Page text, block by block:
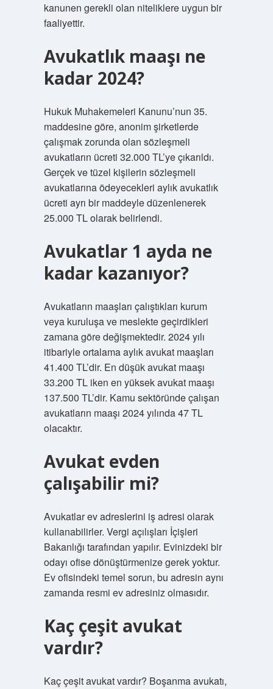
kanunen gerekli olan niteliklere uygun bir
faaliyettir.
Avukatlık maaşı ne
kadar 2024?
Hukuk Muhakemeleri Kanunu’nun 35.
maddesine göre, anonim şirketlerde
çalışmak zorunda olan sözleşmeli
avukatların ücreti 32.000 TL’ye çıkarıldı.
Gerçek ve tüzel kişilerin sözleşmeli
avukatlarına ödeyecekleri aylık avukatlık
ücreti ayrı bir maddeyle düzenlenerek
25.000 TL olarak belirlendi.
Avukatlar 1 ayda ne
kadar kazanıyor?
Avukatların maaşları çalıştıkları kurum
veya kuruluşa ve meslekte geçirdikleri
zamana göre değişmektedir. 2024 yılı
itibariyle ortalama aylık avukat maaşları
41.400 TL’dir. En düşük avukat maaşı
33.200 TL iken en yüksek avukat maaşı
137.500 TL’dir. Kamu sektöründe çalışan
avukatların maaşı 2024 yılında 47 TL
olacaktır.
Avukat evden
çalışabilir mi?
Avukatlar ev adreslerini iş adresi olarak
kullanabilirler. Vergi açılışları İçişleri
Bakanlığı tarafından yapılır. Evinizdeki bir
odayı ofise dönüştürmenize gerek yoktur.
Ev ofisindeki temel sorun, bu adresin aynı
zamanda resmi ev adresiniz olmasıdır.
Kaç çeşit avukat
vardır?
Kaç çeşit avukat vardır? Boşanma avukatı,